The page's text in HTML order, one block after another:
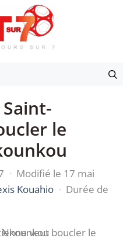
le
· Modifié le 17 mai
Kouahio · Durée de